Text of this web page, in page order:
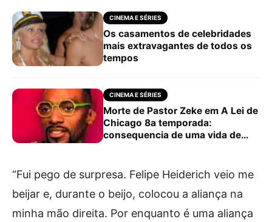
CINEMA E SÉRIES
Os casamentos de celebridades
mais extravagantes de todos os
tempos
CINEMA E SÉRIES
Morte de Pastor Zeke em A Lei de
Chicago 8a temporada:
consequencia de uma vida de
“Fui pego de surpresa. Felipe Heiderich veio me
beijar e, durante o beijo, colocou a aliança na
minha mão direita. Por enquanto é uma aliança